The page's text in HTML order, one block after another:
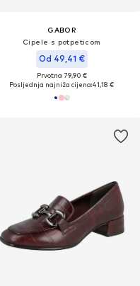
GABOR
Cipele s potpeticom
Od 49,41 €
Prvotno: 79,90 €
Posljednja najniža cijena:41,18 €